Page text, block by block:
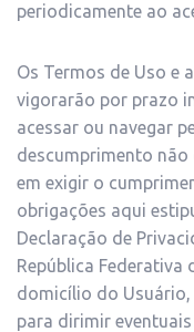
periodicamente ao
Os Termos de Uso e
vigorarão por prazo
acessar ou navegar
descumprimento
em exigir o
obrigações aqui
Declaração de
República
domicílio do
para dirimir